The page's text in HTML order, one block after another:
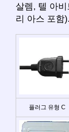
살렘, 텔 아
리 아스 포함).
플러그 유형 C